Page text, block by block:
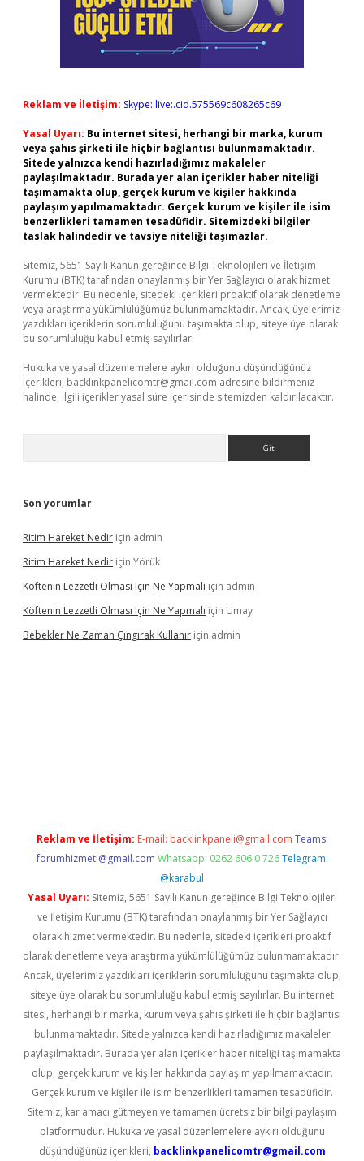
Reklam ve İletişim: Skype: live:.cid.575569c608265c69
Yasal Uyarı: Bu internet sitesi, herhangi bir marka, kurum
veya şahıs şirketi ile hiçbir bağlantısı bulunmamaktadır.
Sitede yalnızca kendi hazırladığımız makaleler
paylaşılmaktadır. Burada yer alan içerikler haber niteliği
taşımamakta olup, gerçek kurum ve kişiler hakkında
paylaşım yapılmamaktadır. Gerçek kurum ve kişiler ile isim
benzerlikleri tamamen tesadüfidir. Sitemizdeki bilgiler
taslak halindedir ve tavsiye niteliği taşımazlar.
Sitemiz, 5651 Sayılı Kanun gereğince Bilgi Teknolojileri ve İletişim
Kurumu (BTK) tarafından onaylanmış bir Yer Sağlayıcı olarak hizmet
vermektedir. Bu nedenle, sitedeki içerikleri proaktif olarak denetleme
veya araştırma yükümlülüğümüz bulunmamaktadır. Ancak, üyelerimiz
yazdıkları içeriklerin sorumluluğunu taşımakta olup, siteye üye olarak
bu sorumluluğu kabul etmiş sayılırlar.
Hukuka ve yasal düzenlemelere aykırı olduğunu düşündüğünüz
içerikleri, backlinkpanelicomtr@gmail.com adresine bildirmeniz
halinde, ilgili içerikler yasal süre içerisinde sitemizden kaldırılacaktır.
Son yorumlar
Ritim Hareket Nedir için admin
Ritim Hareket Nedir için Yörük
Köftenin Lezzetli Olması Için Ne Yapmalı için admin
Köftenin Lezzetli Olması Için Ne Yapmalı için Umay
Bebekler Ne Zaman Çıngırak Kullanır için admin
Reklam ve İletişim: E-mail: backlinkpaneli@gmail.com Teams:
forumhizmeti@gmail.com Whatsapp: 0262 606 0 726 Telegram:
@karabul
Yasal Uyarı: Sitemiz, 5651 Sayılı Kanun gereğince Bilgi Teknolojileri
ve İletişim Kurumu (BTK) tarafından onaylanmış bir Yer Sağlayıcı
olarak hizmet vermektedir. Bu nedenle, sitedeki içerikleri proaktif
olarak denetleme veya araştırma yükümlülüğümüz bulunmamaktadır.
Ancak, üyelerimiz yazdıkları içeriklerin sorumluluğunu taşımakta olup,
siteye üye olarak bu sorumluluğu kabul etmiş sayılırlar. Bu internet
sitesi, herhangi bir marka, kurum veya şahıs şirketi ile hiçbir bağlantısı
bulunmamaktadır. Sitede yalnızca kendi hazırladığımız makaleler
paylaşılmaktadır. Burada yer alan içerikler haber niteliği taşımamakta
olup, gerçek kurum ve kişiler hakkında paylaşım yapılmamaktadır.
Gerçek kurum ve kişiler ile isim benzerlikleri tamamen tesadüfidir.
Sitemiz, kar amacı gütmeyen ve tamamen ücretsiz bir bilgi paylaşım
platformudur. Hukuka ve yasal düzenlemelere aykırı olduğunu
düşündüğünüz içerikleri, backlinkpanelicomtr@gmail.com